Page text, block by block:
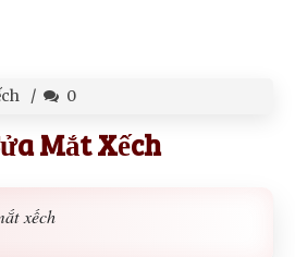
0
Mắt Xếch
xếch